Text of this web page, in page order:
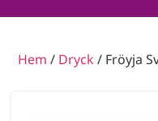
Hem / Dryck / Fröyja